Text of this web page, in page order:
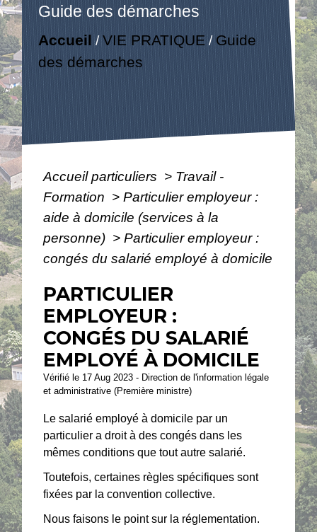
Guide des démarches
Accueil /VIE PRATIQUE / Guide
des démarches
Accueil particuliers > Travail -
Formation > Particulier employeur :
aide à domicile (services à la
personne) > Particulier employeur :
congés du salarié employé à domicile
PARTICULIER
EMPLOYEUR :
CONGÉS DU SALARIÉ
EMPLOYÉ À DOMICILE
Vérifié le 17 Aug 2023 - Direction de l'information légale
et administrative (Première ministre)
Le salarié employé à domicile par un
particulier a droit à des congés dans les
mêmes conditions que tout autre salarié.
Toutefois, certaines règles spécifiques sont
fixées par la convention collective.
Nous faisons le point sur la réglementation.